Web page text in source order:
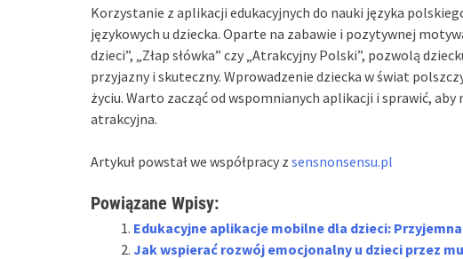
Korzystanie z aplikacji edukacyjnych do nauki języka
językowych u dziecka. Oparte na zabawie i pozytywnej
dzieci”, „Złap słówka” czy „Atrakcyjny Polski”, pozwolą
przyjazny i skuteczny. Wprowadzenie dziecka w świat
życiu. Warto zacząć od wspomnianych aplikacji i sprawić, aby
atrakcyjna.
Artykuł powstał we współpracy z sensnonsensu.pl
Powiązane Wpisy:
Edukacyjne aplikacje mobilne dla dzieci:
Jak wspierać rozwój emocjonalny u dzieci przez